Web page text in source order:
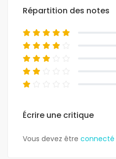
Répartition des notes
Écrire une critique
Vous devez être connecté